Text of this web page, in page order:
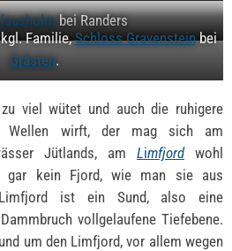
bei Randers
Familie,Schloss Gravensteinbei
Gråsten.
viel wütet und auch die ruhigere
Wellen wirft, der mag sich am
Jütlands, am Limfjordwohl
gar kein Fjord, wie man sie aus
ist ein Sund, also eine
vollgelaufene Tiefebene.
um den Limfjord, vor allem wegen